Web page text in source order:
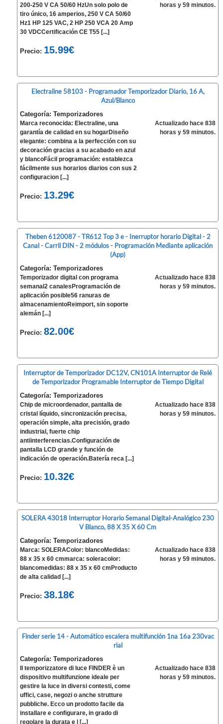
200-250 V CA 50/60 HzUn solo polo de
tiro único, 16 amperios, 250 V CA 50/60
Hz1 HP 125 VAC, 2 HP 250 VCA 20 Amp
30 VDCCertificación CE T55 [...]
Precio: 15.99€
horas y 59 minutos.
Electraline 58103 - Programador Temporizador Diario, 16 A,
Azul/Blanco
Categoría: Temporizadores
Marca reconocida: Electraline, una
garantía de calidad en su hogarDiseño
elegante: combina a la perfección con su
decoración gracias a su acabado en azul
y blancoFácil programación: establezca
fácilmente sus horarios diarios con sus 2
configuracion [...]
Precio: 13.29€
Actualizado hace 838
horas y 59 minutos.
Theben 6120087 - TR612 Top 3 e - Inerruptor horario Digital - 2
Canal - Carril DIN - 2 módulos - Programación Mediante aplicación
(App)
Categoría: Temporizadores
Temporizador digital con programa
semanal2 canalesProgramación de
aplicación posible56 ranuras de
almacenamientoReimport, sin soporte
alemán [...]
Precio:82.00€
Actualizado hace 838
horas y 59 minutos.
Interruptor de Temporizador DC12V, CN101A Interruptor de Relé
de Temporizador Programable Interruptor de Tiempo Digital
Categoría: Temporizadores
Chip de microordenador, pantalla de
cristal líquido, sincronización precisa,
operación simple, alta precisión, grado
industrial, fuerte chip
antiinterferencias.Configuración de
pantalla LCD grande y función de
indicación de operación.Batería reca [...]
Precio: 10.32€
Actualizado hace 838
horas y 59 minutos.
SOLERA 43018 Interruptor Horario Semanal Digital-Analógico 230
V Blanco, 88 X 35 X 60 Cm
Categoría: Temporizadores
Marca: SOLERAColor: blancoMedidas:
88 x 35 x 60 cmmarca: soleracolor:
blancomedidas: 88 x 35 x 60 cmProducto
de alta calidad [...]
Precio:38.18€
Actualizado hace 838
horas y 59 minutos.
Finder serie 14 - Automático escalera multifunción 1na 16a 230vac
rial
Categoría: Temporizadores
Il temporizzatore di luce FINDER è un
dispositivo multifunzione ideale per
gestire la luce in diversi contesti, come
uffici, case, negozi o anche strutture
pubbliche. Ecco un prodotto facile da
installare e configurare, in grado di
regolare la durata e l [...]
Actualizado hace 838
horas y 59 minutos.